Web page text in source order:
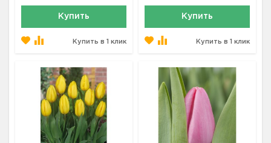
Купить
Купить в 1 клик
Купить
Купить в 1 клик